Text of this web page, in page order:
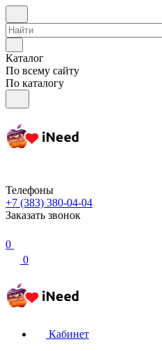
Каталог
По всему сайту
По каталогу
Телефоны
+7 (383) 380-04-04
Заказать звонок
0
0
Кабинет